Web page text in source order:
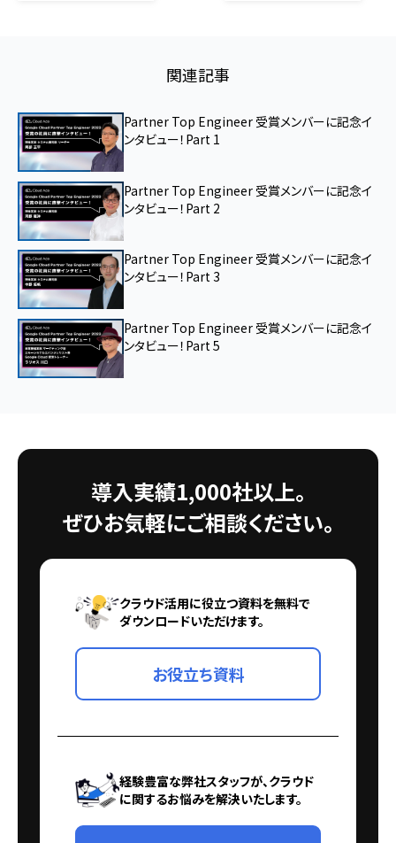
関連記事
Partner Top Engineer 受賞メンバーに記念イ
ンタビュー！Part 1
Partner Top Engineer 受賞メンバーに記念イ
ンタビュー！Part 2
Partner Top Engineer 受賞メンバーに記念イ
ンタビュー！Part 3
Partner Top Engineer 受賞メンバーに記念イ
ンタビュー！Part 5
導入実績1,000社以上。
ぜひお気軽にご相談ください。
クラウド活用に役立つ資料を無料で
ダウンロードいただけます。
お役立ち資料
経験豊富な弊社スタッフが、クラウド
に関するお悩みを解決いたします。